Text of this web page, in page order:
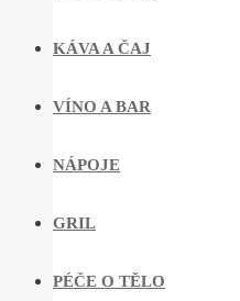
KÁVA A ČAJ
VÍNO A BAR
NÁPOJE
GRIL
PÉČE O TĚLO